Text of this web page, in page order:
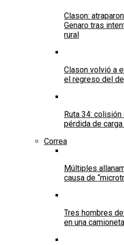
Clason:
Genaro tras
rural
Clason volvió a
el regreso del
Ruta 34:
pérdida de
Correa
Múltiples
causa de
Tres hombres
en una